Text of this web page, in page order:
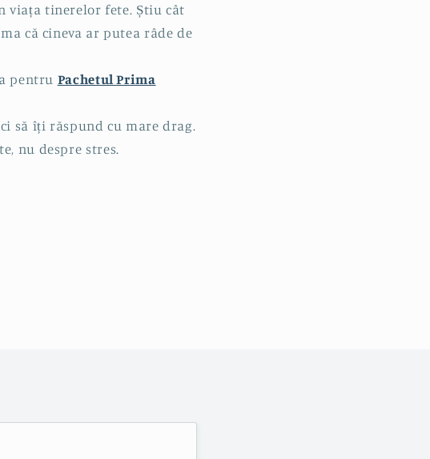
viața tinerelor fete. Știu cât
că cineva ar putea râde de
pentru Pachetul Prima
să îți răspund cu mare drag.
nu despre stres.